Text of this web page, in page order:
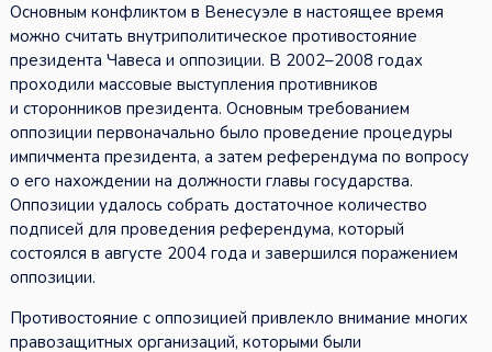
Основным конфликтом в Венесуэле в настоящее время
можно считать внутриполитическое противостояние
президента Чавеса и оппозиции. В 2002–2008 годах
проходили массовые выступления противников
и сторонников президента. Основным требованием
оппозиции первоначально было проведение процедуры
импичмента президента, а затем референдума по вопросу
о его нахождении на должности главы государства.
Оппозиции удалось собрать достаточное количество
подписей для проведения референдума, который
состоялся в августе 2004 года и завершился поражением
оппозиции.
Противостояние с оппозицией привлекло внимание многих
правозащитных организаций, которыми были